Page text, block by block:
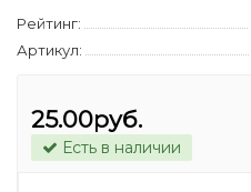
Рейтинг:
Артикул:
25.00руб.
Есть в наличии